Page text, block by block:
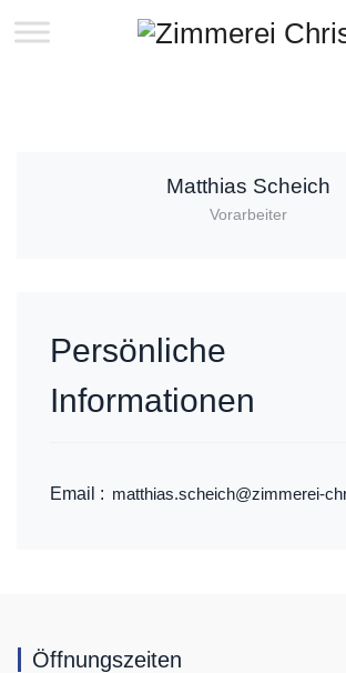
Matthias Scheich
Vorarbeiter
Persönliche
Informationen
Email : matthias.scheich@zimmerei-
Öffnungszeiten